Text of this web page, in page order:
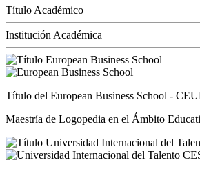
Título Académico
Institución Académica
Título del European Business School -
Maestría de Logopedia en el Ámbito